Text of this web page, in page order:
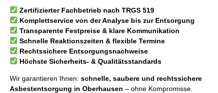
Zertifizierter Fachbetrieb nach TRGS 519
Komplettservice von der Analyse bis zur Entsorgung
Transparente Festpreise & klare Kommunikation
Schnelle Reaktionszeiten & flexible Termine
Rechtssichere Entsorgungsnachweise
Höchste Sicherheits- & Qualitätsstandards
Wir garantieren Ihnen: schnelle, saubere und rechtssichere
Asbestentsorgung in Oberhausen – ohne Kompromisse.